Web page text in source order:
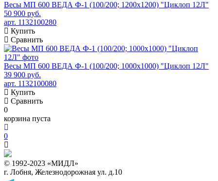
Весы МП 600 ВЕДА Ф-1 (100/200; 1200х1200) "Циклоп 12Л"
50 900 руб.
арт. 1132100280
Купить
Сравнить
Весы МП 600 ВЕДА Ф-1 (100/200; 1000х1000) "Циклоп 12Л"
39 900 руб.
арт. 1132100080
Купить
Сравнить
0
корзина пуста
0
© 1992-2023 «МИДЛ»
г. Лобня, Железнодорожная ул. д.10